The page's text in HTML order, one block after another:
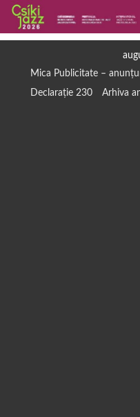
Mica Publicitate –
Declarație 230
Arhiva